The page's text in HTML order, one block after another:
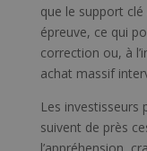
que le support
épreuve, ce qui
correction ou, à
achat massif
Les investisseurs
suivent de près
l’appréhension,